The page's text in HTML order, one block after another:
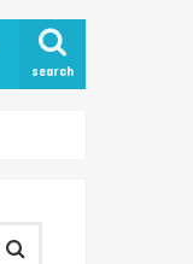
search